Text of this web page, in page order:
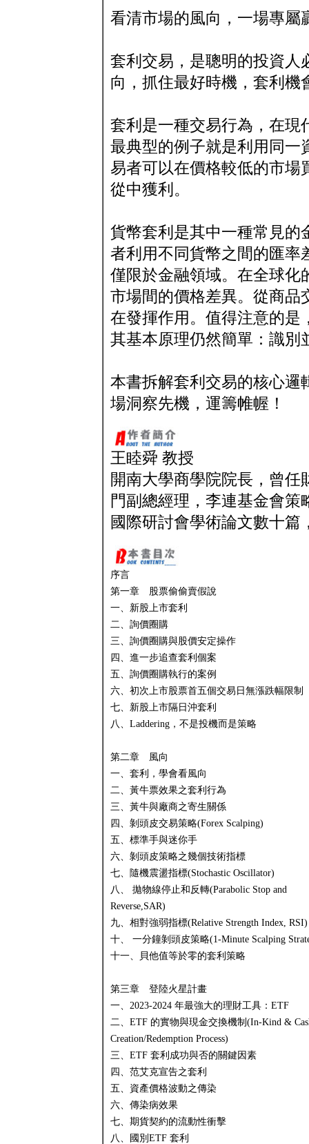
看清市場的風向，一場專屬
套利交易，是聰明的投資人
向，抓住最好時機，套利機
套利是一種交易行為，在現
最典型的例子就是利用同一
易者可以在價格較低的市場
從中獲利。
貨幣套利是其中一種常見的
者利用不同貨幣之間的匯率
僅限於金融領域。在全球化
市場間的價格差異。從商品
在發揮作用。值得注意的是
其基本原理仍然簡單：識別
本書拆解套利交易的核心邏
場洞察先機，運籌帷幄！
王睦舜 教授
開南大學商學院院長，曾
門副總經理，李連基金會策
國際研討會學術論文數十
序言
第一章 股票偷偷賣假說
一、新股上市套利
二、詢價圈購
三、詢價圈購與股價安定操作
四、進一步追查套利個案
五、詢價圈購執行的案例
六、初次上市股票首五個交易日無漲跌幅限制
七、新股上市隔日沖套利
八、Laddering，不是投機而是策略
第二章 風向
一、套利，學會看風向
二、黃牛票效果之套利行為
三、黃牛與廠商之寄生關係
四、剝頭皮交易策略(Forex Scalping)
五、標準手與迷你手
六、剝頭皮策略之幾個技術指標
七、隨機震盪指標(Stochastic Oscillator)
八、 拋物線停止和反轉(Parabolic Stop and
Reverse,SAR)
九、相對強弱指標(Relative Strength Index, RSI)
十、 一分鐘剝頭皮策略(1-Minute Scalping
十一、貝他值等於零的套利策略
第三章 登陸火星計畫
一、2023-2024 年最強大的理財工具：ETF
二、ETF 的實物與現金交換機制(In-Kind &
Creation/Redemption Process)
三、ETF 套利成功與否的關鍵因素
四、范艾克宣告之套利
五、資產價格波動之傳染
六、傳染病效果
七、期貨契約的流動性衝擊
八、國別ETF 套利